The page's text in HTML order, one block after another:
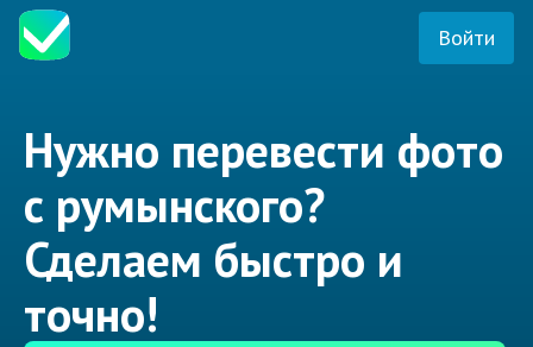
Войти
Нужно перевести фото
с румынского?
Сделаем быстро и
точно!